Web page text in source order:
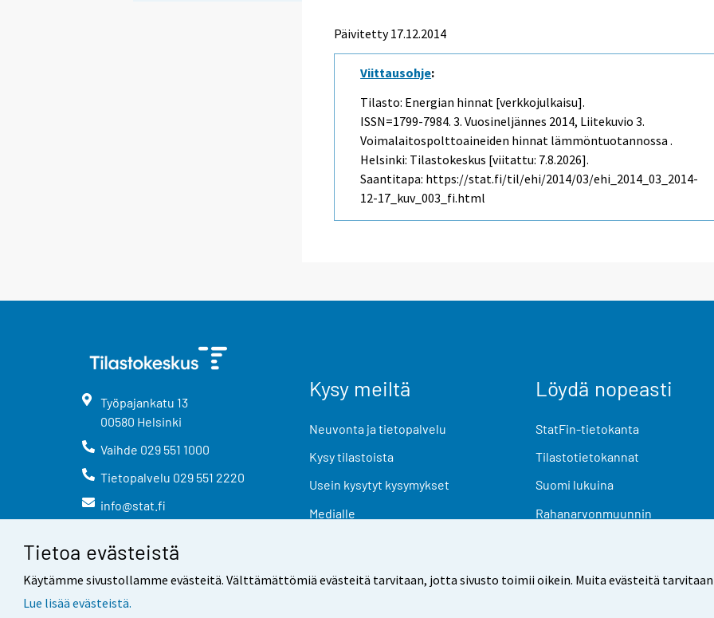
Tietoa evästeistä
Käytämme sivustollamme evästeitä. Välttämättömiä evästeitä tarvitaan, jotta sivusto toimii oikein. Muita evästeitä
Lue lisää evästeistä.
Päivitetty 17.12.2014
Viittausohje:
Tilasto: Energian hinnat [verkkojulkaisu].
ISSN=1799-7984.3. Vuosineljännes 2014, Liitekuvio 3.
Voimalaitospolttoaineiden hinnat lämmöntuotannossa .
Helsinki: Tilastokeskus [viitattu: 7.8.2026].
Saantitapa: https://stat.fi/til/ehi/2014/03/ehi_2014_03_2014-
12-17_kuv_003_fi.html
Työpajankatu 13
00580 Helsinki
Vaihde 029 551 1000
Tietopalvelu 029 551 2220
info@stat.fi
Kysy meiltä
Neuvonta ja tietopalvelu
Kysy tilastoista
Usein kysytyt kysymykset
Medialle
Löydä nopeasti
StatFin-tietokanta
Tilastotietokannat
Suomi lukuina
Rahanarvonmuunnin